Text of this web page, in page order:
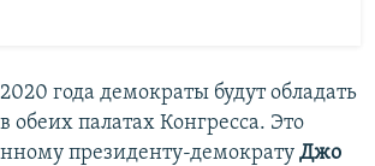
года демократы будут обладать
обеих палатах Конгресса. Это
президенту-демократу Джо